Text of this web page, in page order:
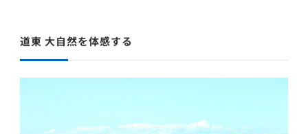
道東 大自然を体感する